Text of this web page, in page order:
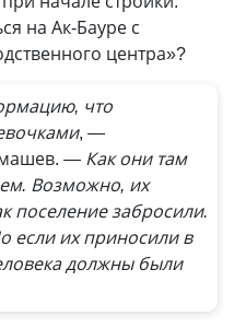
на Ак-Бауре с
центра»?
что
, —
— Как они там
Возможно, их
поселение забросили.
если их приносили в
должны были